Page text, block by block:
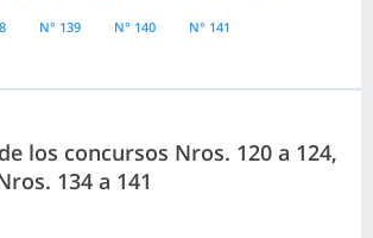
N° 139 N° 140 N° 141
los concursos Nros. 120 a 124,
134 a 141